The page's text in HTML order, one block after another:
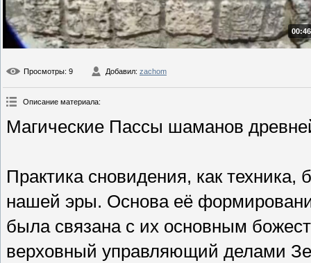
Просмотры: 9 Добавил: zachom
Описание материала:
Магические Пассы шаманов
Практика сновидения, как техника,
нашей эры. Основа её
была связана с их основным
верховный управляющий делами